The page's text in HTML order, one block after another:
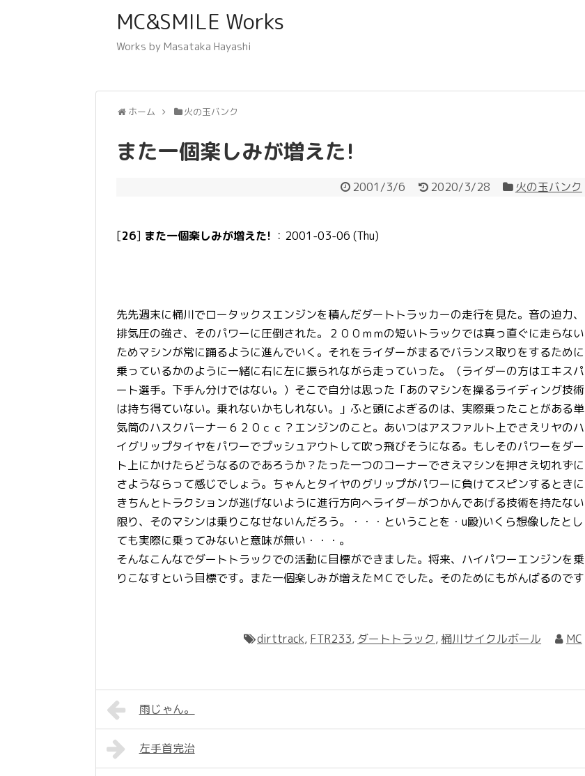
MC&SMILE Works
Works by Masataka Hayashi
ホーム 火の玉バンク
また一個楽しみが増えた!
2001/3/6 2020/3/28 火の玉バンク
[26] また一個楽しみが増えた! ：2001-03-06 (Thu)
先先週末に桶川でロータックスエンジンを積んだダートトラッカーの走行を見た。音の迫力、
排気圧の強さ、そのパワーに圧倒された。２００ｍｍの短いトラックでは真っ直ぐに走らない
ためマシンが常に踊るように進んでいく。それをライダーがまるでバランス取りをするために
乗っているかのように一緒に右に左に振られながら走っていった。（ライダーの方はエキスパ
ート選手。下手ん分けではない。）そこで自分は思った「あのマシンを操るライディング技術
は持ち得ていない。乗れないかもしれない。」ふと頭によぎるのは、実際乗ったことがある単
気筒のハスクバーナー６２０ｃｃ？エンジンのこと。あいつはアスファルト上でさえリヤのハ
イグリップタイヤをパワーでプッシュアウトして吹っ飛びそうになる。もしそのパワーをダー
ト上にかけたらどうなるのであろうか？たった一つのコーナーでさえマシンを押さえ切れずに
さようならって感じでしょう。ちゃんとタイヤのグリップがパワーに負けてスピンするときに
きちんとトラクションが逃げないように進行方向へライダーがつかんであげる技術を持たない
限り、そのマシンは乗りこなせないんだろう。・・・ということを・u毆)いくら想像したとし
ても実際に乗ってみないと意味が無い・・・。
そんなこんなでダートトラックでの活動に目標ができました。将来、ハイパワーエンジンを乗
りこなすという目標です。また一個楽しみが増えたＭＣでした。そのためにもがんばるのです
dirttrack, FTR233, ダートトラック, 桶川サイクルボール MC
雨じゃん。
左手首完治